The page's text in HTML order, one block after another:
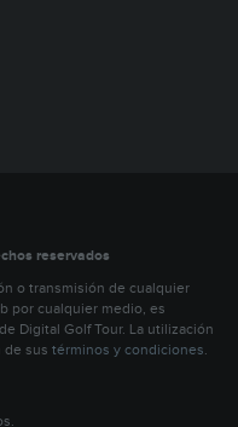
reservados
o transmisión de cualquier
por cualquier medio, es
Digital Golf Tour. La utilización
de sus términos y condiciones.